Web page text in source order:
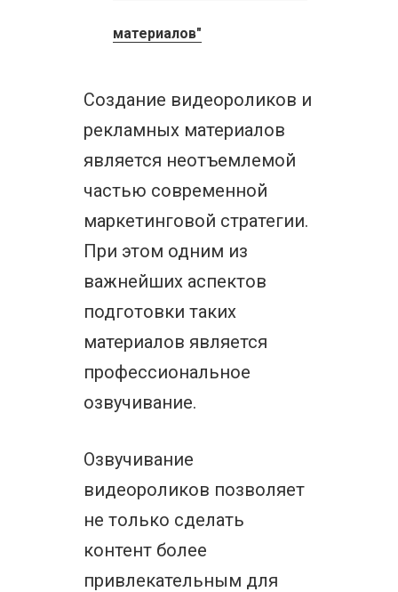
материалов"
Создание видеороликов и
рекламных материалов
является неотъемлемой
частью современной
маркетинговой стратегии.
При этом одним из
важнейших аспектов
подготовки таких
материалов является
профессиональное
озвучивание.
Озвучивание
видеороликов позволяет
не только сделать
контент более
привлекательным для